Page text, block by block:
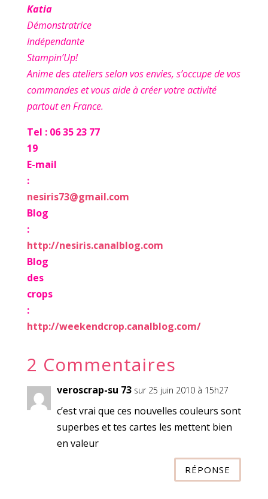
Katia
Démonstratrice
Indépendante
Stampin’Up!
Anime des ateliers selon vos envies, s’occupe de vos
commandes et vous aide à créer votre activité
partout en France.
Tel : 06 35 23 77
19
E-mail
:
nesiris73@gmail.com
Blog
:
http://nesiris.canalblog.com
Blog
des
crops
:
http://weekendcrop.canalblog.com/
2 Commentaires
veroscrap-su 73 sur 25 juin 2010 à 15h27
c’est vrai que ces nouvelles couleurs sont
superbes et tes cartes les mettent bien
en valeur
RÉPONSE